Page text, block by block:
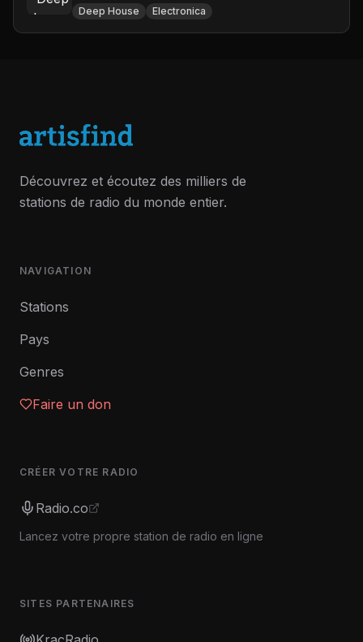
Deep House Electronica
Découvrez et écoutez des milliers de
stations de radio du monde entier.
NAVIGATION
Stations
Pays
Genres
Faire un don
CRÉER VOTRE RADIO
Radio.co
Lancez votre propre station de radio en ligne
SITES PARTENAIRES